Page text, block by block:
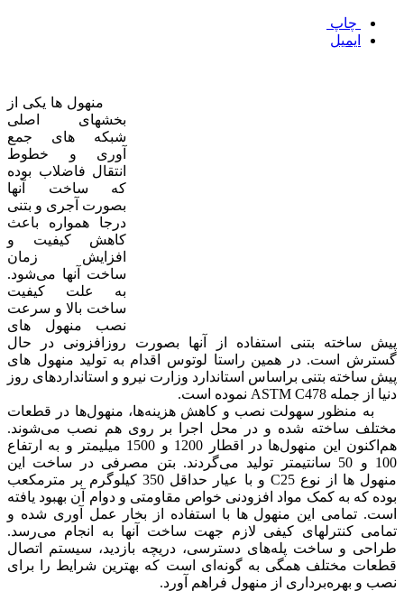
چاپ
ایمیل
منهول ها یکی از
بخشهای اصلی
شبکه های جمع
آوری و خطوط
انتقال فاضلاب بوده
که ساخت آنها
بصورت آجری و بتنی
درجا همواره باعث
کاهش کیفیت و
افزایش زمان
ساخت آنها می‌شود.
به علت کیفیت
ساخت بالا و سرعت
نصب منهول های
پیش ساخته بتنی استفاده از آنها بصورت روزافزونی در حال
گسترش است. در همین راستا لوتوس اقدام به تولید منهول های
پیش ساخته بتنی براساس استاندارد وزارت نیرو و استانداردهای روز
دنیا از جمله ASTM C478 نموده است.
به منظور سهولت نصب و کاهش هزینه‌ها، منهول‌ها در قطعات
مختلف ساخته شده و در محل اجرا بر روی هم نصب می‌شوند.
هم‌اکنون این منهول‌ها در اقطار 1200 و 1500 میلیمتر و به ارتفاع
100 و 50 سانتیمتر تولید می‌گردند. بتن مصرفی در ساخت این
منهول ها از نوع C25 و با عیار حداقل 350 کیلوگرم بر مترمکعب
بوده که به کمک مواد افزودنی خواص مقاومتی و دوام آن بهبود یافته
است. تمامی این منهول ها با استفاده از بخار عمل آوری شده و
تمامی کنترلهای کیفی لازم جهت ساخت آنها به انجام می‌رسد.
طراحی و ساخت پله‌های دسترسی، دریچه بازدید، سیستم اتصال
قطعات مختلف همگی به گونه‌ای است که بهترین شرایط را برای
نصب و بهره‌برداری از منهول فراهم آورد.